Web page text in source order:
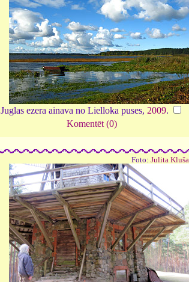
Juglas ezera ainava no Lielloka puses, 2009.
Komentēt (0)
Foto: Julita Kluša